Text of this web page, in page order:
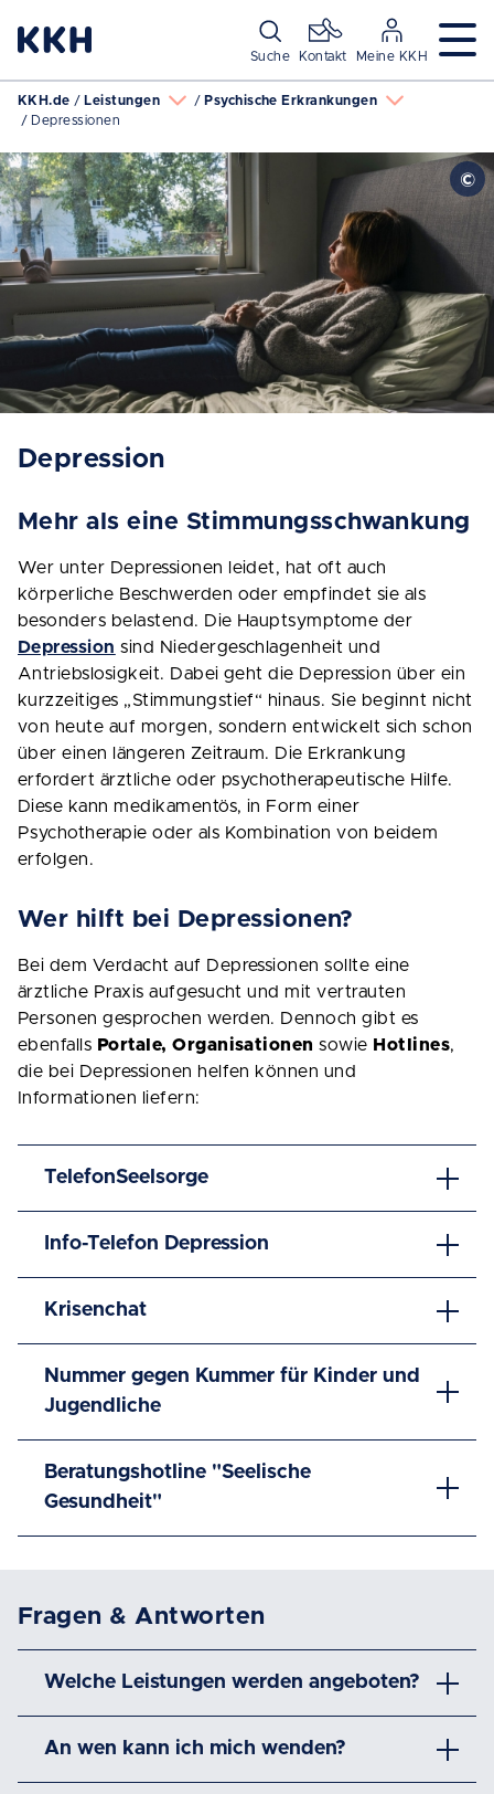
Suche Kontakt Meine KKH
KKH.de Leistungen
Psychische Erkrankungen
Depressionen
Depression
Mehr als eine Stimmungsschwankung
Wer unter Depressionen leidet, hat oft auch
körperliche Beschwerden oder empfindet sie als
besonders belastend. Die Hauptsymptome der
Depression sind Niedergeschlagenheit und
Antriebslosigkeit. Dabei geht die Depression über ein
kurzzeitiges „Stimmungstief“ hinaus. Sie beginnt nicht
von heute auf morgen, sondern entwickelt sich schon
über einen längeren Zeitraum. Die Erkrankung
erfordert ärztliche oder psychotherapeutische Hilfe.
Diese kann medikamentös, in Form einer
Psychotherapie oder als Kombination von beidem
erfolgen.
Wer hilft bei Depressionen?
Bei dem Verdacht auf Depressionen sollte eine
ärztliche Praxis aufgesucht und mit vertrauten
Personen gesprochen werden. Dennoch gibt es
ebenfalls Portale, Organisationen sowie Hotlines,
die bei Depressionen helfen können und
Informationen liefern:
TelefonSeelsorge
Info-Telefon Depression
Krisenchat
Nummer gegen Kummer für Kinder und
Jugendliche
Beratungshotline "Seelische
Gesundheit"
Fragen & Antworten
Welche Leistungen werden angeboten?
An wen kann ich mich wenden?